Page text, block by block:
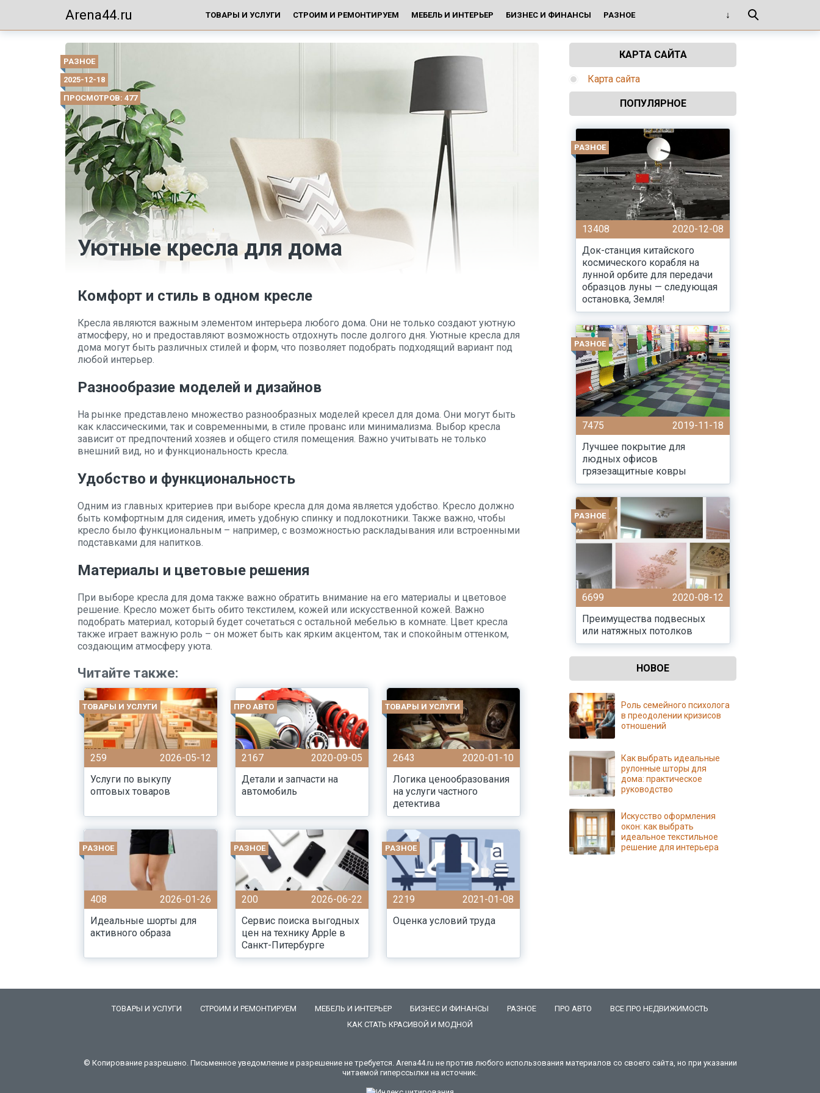
Arena44.ru ТОВАРЫ И УСЛУГИ СТРОИМ И РЕМОНТИРУЕМ МЕБЕЛЬ И ИНТЕРЬЕР БИЗНЕС И ФИНАНСЫ РАЗНОЕ
РАЗНОЕ
2025-12-18
ПРОСМОТРОВ: 477
Уютные кресла для дома
Комфорт и стиль в одном кресле
Кресла являются важным элементом интерьера любого дома. Они не только создают уютную
атмосферу, но и предоставляют возможность отдохнуть после долгого дня. Уютные кресла для
дома могут быть различных стилей и форм, что позволяет подобрать подходящий вариант под
любой интерьер.
Разнообразие моделей и дизайнов
На рынке представлено множество разнообразных моделей кресел для дома. Они могут быть
как классическими, так и современными, в стиле прованс или минимализма. Выбор кресла
зависит от предпочтений хозяев и общего стиля помещения. Важно учитывать не только
внешний вид, но и функциональность кресла.
Удобство и функциональность
Одним из главных критериев при выборе кресла для дома является удобство. Кресло должно
быть комфортным для сидения, иметь удобную спинку и подлокотники. Также важно, чтобы
кресло было функциональным – например, с возможностью раскладывания или встроенными
подставками для напитков.
Материалы и цветовые решения
При выборе кресла для дома также важно обратить внимание на его материалы и цветовое
решение. Кресло может быть обито текстилем, кожей или искусственной кожей. Важно
подобрать материал, который будет сочетаться с остальной мебелью в комнате. Цвет кресла
также играет важную роль – он может быть как ярким акцентом, так и спокойным оттенком,
создающим атмосферу уюта.
Читайте также:
ТОВАРЫ И УСЛУГИ
259
2026-05-12
Услуги по выкупу
оптовых товаров
ПРО АВТО
2167
2020-09-05
Детали и запчасти на
автомобиль
ТОВАРЫ И УСЛУГИ
2643
2020-01-10
Логика ценообразования
на услуги частного
детектива
РАЗНОЕ
408
2026-01-26
Идеальные шорты для
активного образа
РАЗНОЕ
200
2026-06-22
Сервис поиска выгодных
цен на технику Apple в
Санкт-Питербурге
РАЗНОЕ
2219
2021-01-08
Оценка условий труда
КАРТА САЙТА
Карта сайта
ПОПУЛЯРНОЕ
РАЗНОЕ
13408
2020-12-08
Док-станция китайского
космического корабля на
лунной орбите для передачи
образцов луны — следующая
остановка, Земля!
РАЗНОЕ
7475
2019-11-18
Лучшее покрытие для
людных офисов
грязезащитные ковры
РАЗНОЕ
6699
2020-08-12
Преимущества подвесных
или натяжных потолков
НОВОЕ
Роль семейного психолога
в преодолении кризисов
отношений
Как выбрать идеальные
рулонные шторы для
дома: практическое
руководство
Искусство оформления
окон: как выбрать
идеальное текстильное
решение для интерьера
ТОВАРЫ И УСЛУГИ СТРОИМ И РЕМОНТИРУЕМ МЕБЕЛЬ И ИНТЕРЬЕР БИЗНЕС И ФИНАНСЫ РАЗНОЕ ПРО АВТО
ВСЕ ПРО НЕДВИЖИМОСТЬ
КАК СТАТЬ КРАСИВОЙ И МОДНОЙ
© Копирование разрешено. Письменное уведомление и разрешение не требуется. Arena44.ru не против любого использования материалов со своего сайта, но при указании
читаемой гиперссылки на источник.